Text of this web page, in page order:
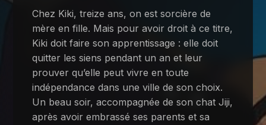
Chez Kiki, treize ans, on est sorcière de
mère en fille. Mais pour avoir droit à ce titre,
Kiki doit faire son apprentissage : elle doit
quitter les siens pendant un an et leur
prouver qu’elle peut vivre en toute
indépendance dans une ville de son choix.
Un beau soir, accompagnée de son chat Jiji,
après avoir embrassé ses parents et sa